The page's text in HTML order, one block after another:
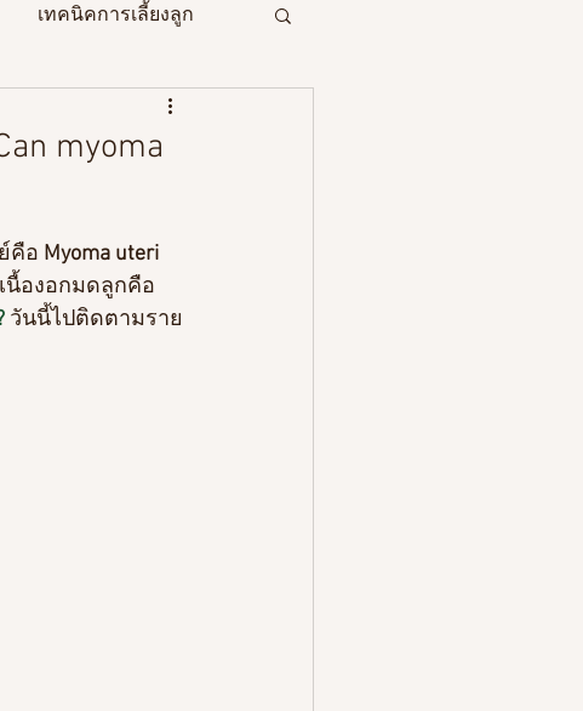
เทคนิคการเลี้ยงลูก
myoma
คือ Myoma uteri
นื้องอกมดลูกคือ
วันนี้ไปติดตามราย